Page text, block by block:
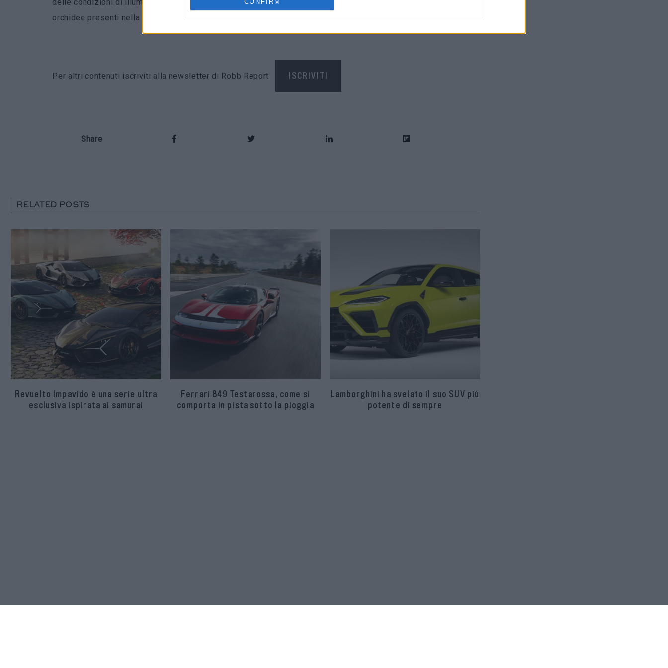
CONFIRM
delle condizioni di illuminazione. Tonalità che è impreziosita ulteriormente dai ricami raffiguranti le
orchidee presenti nella parte superiore dei passaruota anteriore.
Per altri contenuti iscriviti alla newsletter di Robb Report ISCRIVITI
Share
RELATED POSTS
Revuelto Impavido è una serie ultra
esclusiva ispirata ai samurai
Ferrari 849 Testarossa, come si
comporta in pista sotto la pioggia
Lamborghini ha svelato il suo SUV più
potente di sempre